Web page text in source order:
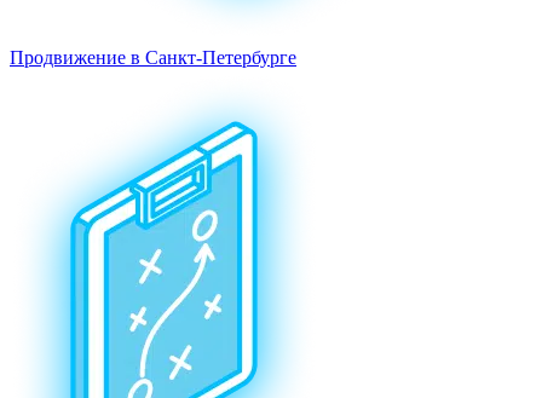
Продвижение в Санкт-Петербурге